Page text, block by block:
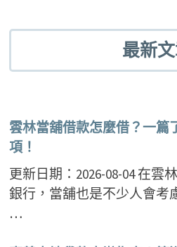
最新
雲林當舖借款怎麼借？一篇
項！
更新日期：2026-08-04 在雲
銀行，當舖也是不少人會考
…